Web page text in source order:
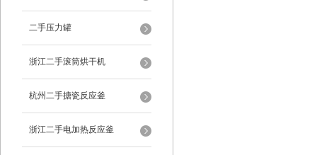
二手压力罐
浙江二手滚筒烘干机
杭州二手搪瓷反应釜
浙江二手电加热反应釜